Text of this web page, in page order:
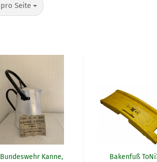
pro Seite
Seite
Bundeswehr Kanne,
Bakenfuß